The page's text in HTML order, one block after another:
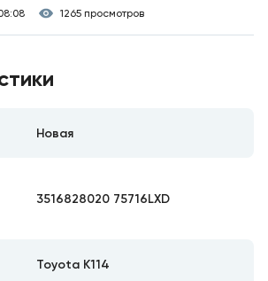
1265 просмотров
Новая
3516828020 75716LXD
Toyota K114